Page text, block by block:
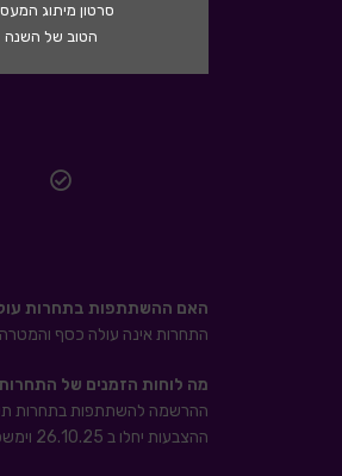
סרטון מיתוג
הטוב של השנה
האם ההשתתפות בתחרות
התחרות אינה עולה כסף
מה לוחות הזמנים של
ההרשמה להשתתפות בתחרות תעשה
ההצבעות יחלו ב 26.10.25 וימשכו עד ה 06.11.25.